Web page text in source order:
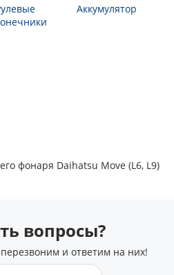
Аккумулятор
фонаря Daihatsu Move (L6, L9)
вопросы?
и ответим на них!